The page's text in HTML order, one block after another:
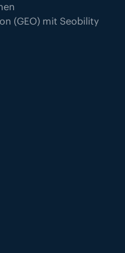
(GEO) mit Seobility